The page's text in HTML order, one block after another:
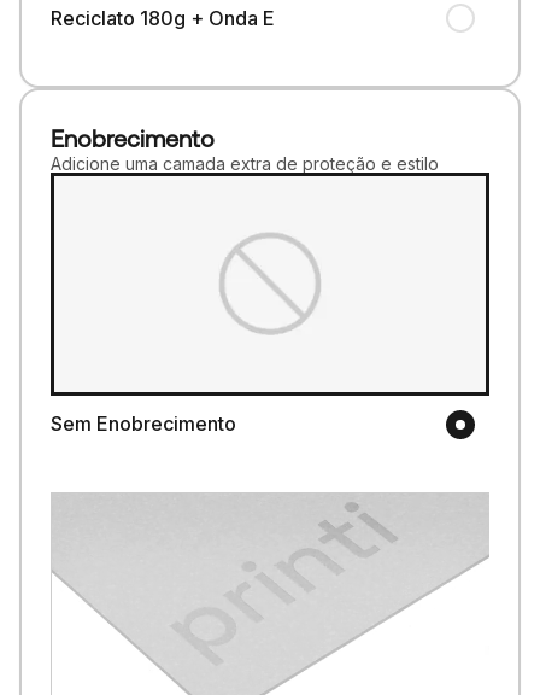
Reciclato 180g + Onda E
Enobrecimento
Adicione uma camada extra de proteção e estilo
Sem Enobrecimento